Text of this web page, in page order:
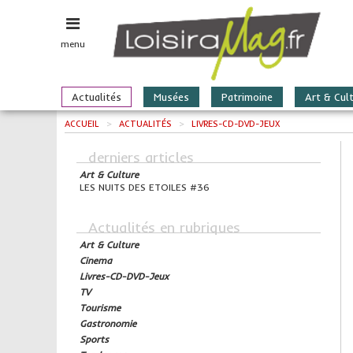
menu
Actualités Musées Patrimoine Art &
ACCUEIL > ACTUALITÉS > LIVRES-CD-DVD-JEUX
derniers articles
Art & Culture
LES NUITS DES ETOILES #36
Actualités en rubriques
Art & Culture
Cinema
Livres-CD-DVD-Jeux
TV
Tourisme
Gastronomie
Sports